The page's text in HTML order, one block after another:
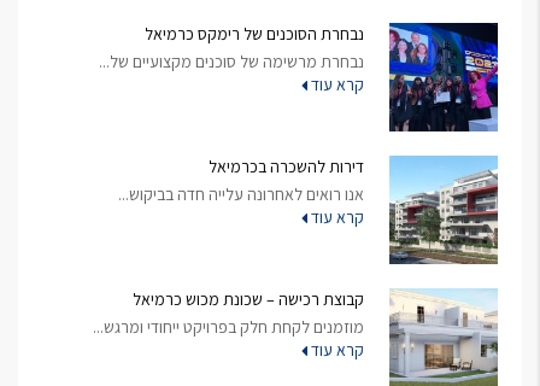
נבחרת הסוכנים של רימקס כרמיאל
נבחרת מרשימה של סוכנים מקצועיים של...
קרא עוד
דירות להשכרה בכרמיאל
אנו רואים לאחרונה עלייה חדה בביקוש...
קרא עוד
קבוצת רכישה – שכונת מכוש כרמיאל
מוזמנים לקחת חלק בפרויקט ייחודי ומרגש...
קרא עוד